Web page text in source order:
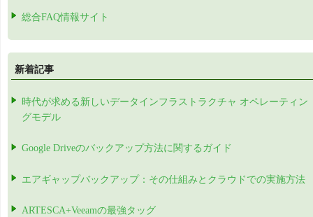
総合FAQ情報サイト
新着記事
時代が求める新しいデータインフラストラクチャ オペレーティン
グモデル
Google Driveのバックアップ方法に関するガイド
エアギャップバックアップ：その仕組みとクラウドでの実施方法
ARTESCA+Veeamの最強タッグ